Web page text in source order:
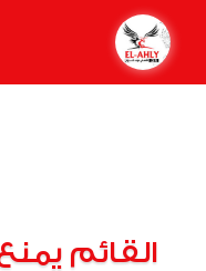
القائم